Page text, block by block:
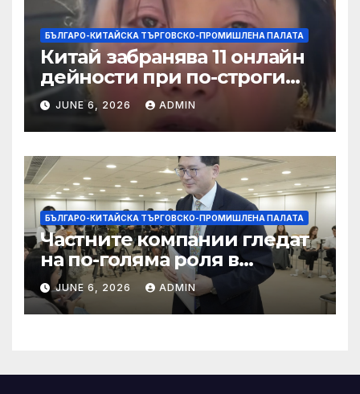
БЪЛГАРО-КИТАЙСКА ТЪРГОВСКО-ПРОМИШЛЕНА ПАЛАТА
Китай забранява 11 онлайн
дейности при по-строги
правила за ограничаване на
слуховете и
кибернасилниците
JUNE 6, 2026 ADMIN
БЪЛГАРО-КИТАЙСКА ТЪРГОВСКО-ПРОМИШЛЕНА ПАЛАТА
Частните компании гледат
на по-голяма роля в
стратегическата
енергетика
JUNE 6, 2026 ADMIN